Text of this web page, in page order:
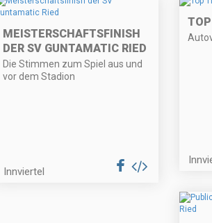
MEISTERSCHAFTSFINISH
DER SV GUNTAMATIC RIED
Die Stimmen zum Spiel aus und
vor dem Stadion
Innviertel